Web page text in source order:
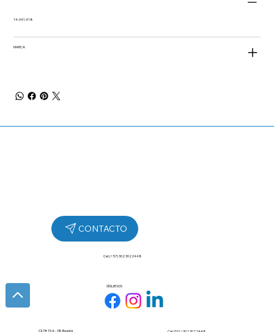
14-041.418
MARCA
SÍGUENOS
Cel: (+57) 302 3022448
Cll 7# 15 A - 38 Bogotá Cel: (57+) 302 3022448